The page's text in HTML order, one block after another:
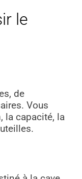
le
de
Vous
la capacité, la